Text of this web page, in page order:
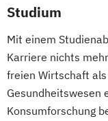
Studium
Mit einem
Karriere nichts
freien Wirtschaft
Gesundheitswesen
Konsumforschung